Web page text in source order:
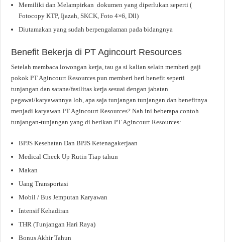
Memiliki dan Melampirkan dokumen yang diperlukan seperti (
Fotocopy KTP, Ijazah, SKCK, Foto 4×6, Dll)
Diutamakan yang sudah berpengalaman pada bidangnya
Benefit Bekerja di PT Agincourt Resources
Setelah membaca lowongan kerja, tau ga si kalian selain memberi gaji
pokok PT Agincourt Resources pun memberi beri benefit seperti
tunjangan dan sarana/fasilitas kerja sesuai dengan jabatan
pegawai/karyawannya loh, apa saja tunjangan tunjangan dan benefitnya
menjadi karyawan PT Agincourt Resources? Nah ini beberapa contoh
tunjangan-tunjangan yang di berikan PT Agincourt Resources:
BPJS Kesehatan Dan BPJS Ketenagakerjaan
Medical Check Up Rutin Tiap tahun
Makan
Uang Transportasi
Mobil / Bus Jemputan Karyawan
Intensif Kehadiran
THR (Tunjangan Hari Raya)
Bonus Akhir Tahun